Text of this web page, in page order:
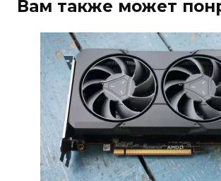
Вам также может